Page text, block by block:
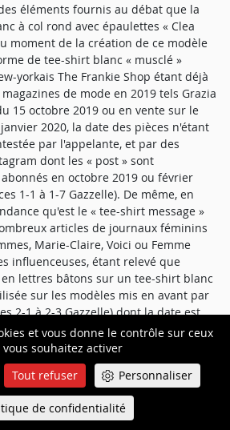
et vous donne le contrôle sur ceux
souhaitez activer
Tout refuser Personnaliser
de confidentialité
éléments fournis au débat que la
à col rond avec épaulettes « Clea
moment de la création de ce modèle
de tee-shirt blanc « musclé »
yorkais The Frankie Shop étant déjà
de mode en 2019 tels Grazia
15 octobre 2019 ou en vente sur le
2020, la date des pièces n'étant
par l'appelante, et par des
dont les « post » sont
en octobre 2019 ou février
1-1 à 1-7 Gazzelle). De même, en
qu'est le « tee-shirt message »
articles de journaux féminins
Marie-Claire, Voici ou Femme
influenceuses, étant relevé que
lettres bâtons sur un tee-shirt blanc
sur les modèles mis en avant par
2-1 à 2-3 Gazzelle) dont la date est
vainement contestée par l'appelante.
ARE FOR HUGS » est celui utilisé
Unis pour dénoncer les violences
(pièce 3 Gazzelle) et déjà floqué sur
vente sur le site Internet
2016 et 2018, le terme HUGS étant